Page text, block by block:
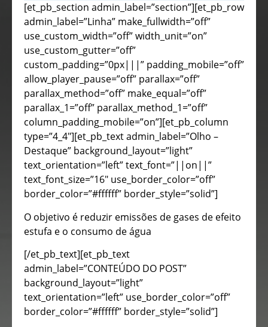
[et_pb_section admin_label=”section”][et_pb_row
admin_label=”Linha” make_fullwidth=”off”
use_custom_width=”off” width_unit=”on”
use_custom_gutter=”off”
custom_padding=”0px|||” padding_mobile=”off”
allow_player_pause=”off” parallax=”off”
parallax_method=”off” make_equal=”off”
parallax_1=”off” parallax_method_1=”off”
column_padding_mobile=”on”][et_pb_column
type=”4_4″][et_pb_text admin_label=”Olho –
Destaque” background_layout=”light”
text_orientation=”left” text_font=”||on||”
text_font_size=”16″ use_border_color=”off”
border_color=”#ffffff” border_style=”solid”]
O objetivo é reduzir emissões de gases de efeito
estufa e o consumo de água
[/et_pb_text][et_pb_text
admin_label=”CONTEÚDO DO POST”
background_layout=”light”
text_orientation=”left” use_border_color=”off”
border_color=”#ffffff” border_style=”solid”]